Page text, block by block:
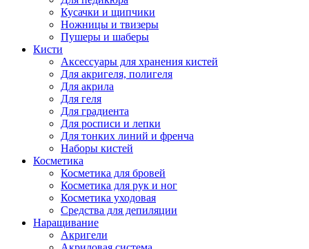
Кусачки и щипчики
Ножницы и твизеры
Пушеры и шаберы
Кисти
Аксессуары для хранения кистей
Для акригеля, полигеля
Для акрила
Для геля
Для градиента
Для росписи и лепки
Для тонких линий и френча
Наборы кистей
Косметика
Косметика для бровей
Косметика для рук и ног
Косметика уходовая
Средства для депиляции
Наращивание
Акригели